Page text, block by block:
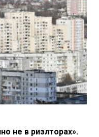
не в риэлторах».